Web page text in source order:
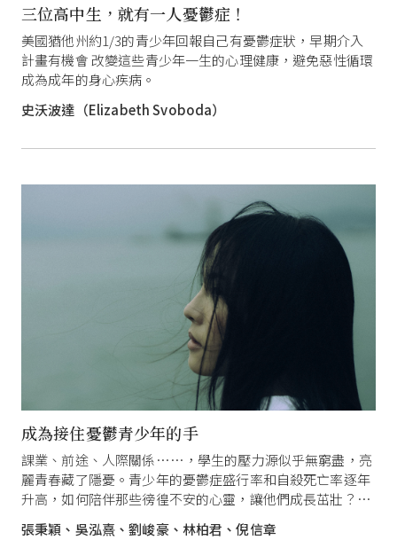
三位高中生，就有一人憂鬱症！
美國猶他州約1/3的青少年回報自己有憂鬱症狀，早期介入
計畫有機會 改變這些青少年一生的心理健康，避免惡性循環
成為成年的身心疾病。
史沃波達（Elizabeth Svoboda）
成為接住憂鬱青少年的手
課業、前途、人際關係……，學生的壓力源似乎無窮盡，亮
麗青春藏了隱憂。青少年的憂鬱症盛行率和自殺死亡率逐年
升高，如何陪伴那些徬徨不安的心靈，讓他們成長茁壯？需
張秉穎、吳泓熹、劉峻豪、林柏君、倪信章